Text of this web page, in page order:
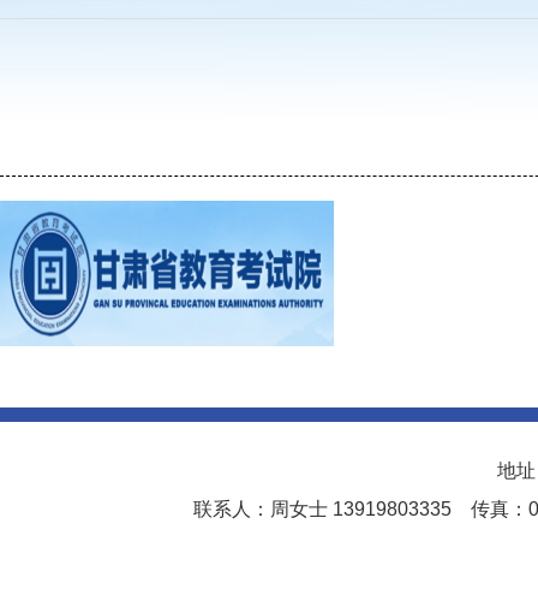
地
联系人：周女士 13919803335 传真